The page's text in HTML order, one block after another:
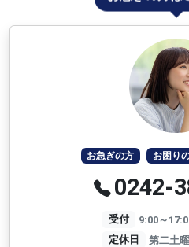
お急ぎの方 お困り
0242-
受付
9:00～
定休日
第二土